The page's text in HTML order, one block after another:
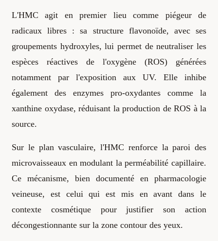
L'HMC agit en premier lieu comme piégeur de
radicaux libres : sa structure flavonoïde, avec ses
groupements hydroxyles, lui permet de neutraliser les
espèces réactives de l'oxygène (ROS) générées
notamment par l'exposition aux UV. Elle inhibe
également des enzymes pro-oxydantes comme la
xanthine oxydase, réduisant la production de ROS à la
source.
Sur le plan vasculaire, l'HMC renforce la paroi des
microvaisseaux en modulant la perméabilité capillaire.
Ce mécanisme, bien documenté en pharmacologie
veineuse, est celui qui est mis en avant dans le
contexte cosmétique pour justifier son action
décongestionnante sur la zone contour des yeux.